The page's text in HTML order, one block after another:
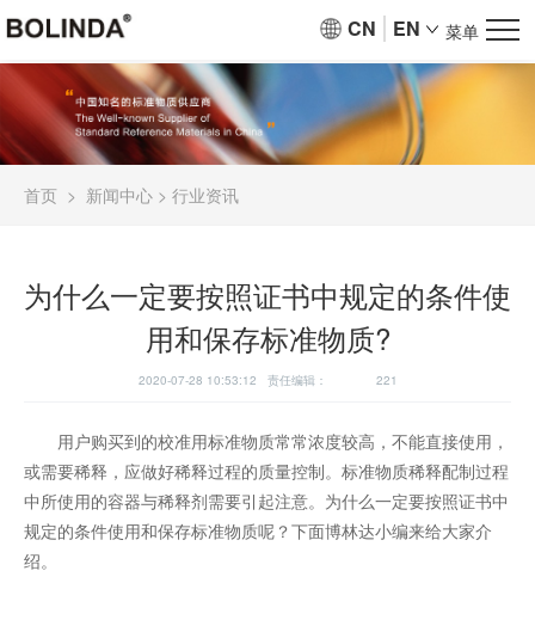
CN EN 菜单
首页 > 新闻中心 > 行业资讯
为什么一定要按照证书中规定的条件使
用和保存标准物质?
2020-07-28 10:53:12 责任编辑： 221
用户购买到的校准用标准物质常常浓度较高，不能直接使用，
或需要稀释，应做好稀释过程的质量控制。标准物质稀释配制过程
中所使用的容器与稀释剂需要引起注意。为什么一定要按照证书中
规定的条件使用和保存标准物质呢？下面博林达小编来给大家介
绍。